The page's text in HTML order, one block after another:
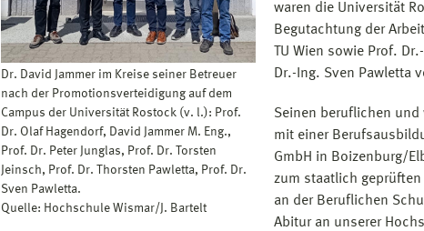
Dr. David Jammer im Kreise seiner Betreuer
nach der Promotionsverteidigung auf dem
Campus der Universität Rostock (v. l.): Prof.
Dr. Olaf Hagendorf, David Jammer M. Eng.,
Prof. Dr. Peter Junglas, Prof. Dr. Torsten
Jeinsch, Prof. Dr. Thorsten Pawletta, Prof. Dr.
Sven Pawletta.
Quelle: Hochschule Wismar/J. Bartelt
waren die Universität
Begutachtung der
TU Wien sowie Prof.
Dr.-Ing. Sven Pawletta
Seinen beruflichen und
mit einer
GmbH in Boizenburg/
zum staatlich
an der Beruflichen
Abitur an unserer